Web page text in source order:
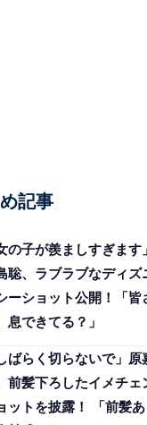
記事
の子が羨ましすぎます」
聡、ラブラブなディズ
ーショット公開！「皆
息できてる？」
ばらく切らないで」原
前髪下ろしたイメチェ
ットを披露！ 「前髪あ